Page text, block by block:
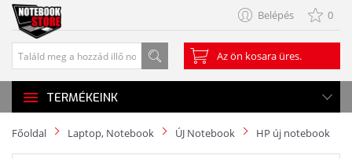
Belépés 0
Az ön kosara üres.
TERMÉKEINK
Főoldal Laptop, Notebook ÚJ Notebook HP új notebook